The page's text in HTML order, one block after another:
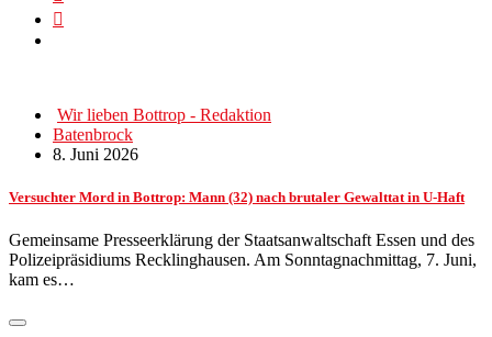
Wir lieben Bottrop - Redaktion
Batenbrock
8. Juni 2026
Versuchter Mord in Bottrop: Mann (32) nach brutaler Gewalttat in U-Haft
Gemeinsame Presseerklärung der Staatsanwaltschaft Essen und des
Polizeipräsidiums Recklinghausen. Am Sonntagnachmittag, 7. Juni,
kam es…